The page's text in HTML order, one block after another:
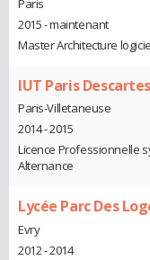
2015 - maintenant
Master Architecture
IUT Paris
Paris-Villetaneuse
2014 - 2015
Licence Professionnelle
Alternance
Lycée Parc Des
Evry
2012 - 2014